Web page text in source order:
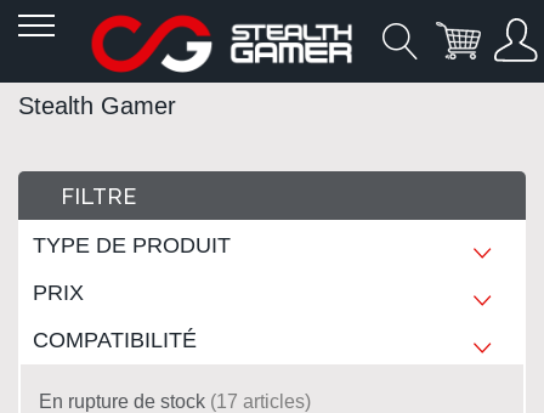
AllezStealth Gamer
FILTRE
TYPE DE PRODUIT
PRIX
COMPATIBILITÉ
En rupture de stock 17 articles